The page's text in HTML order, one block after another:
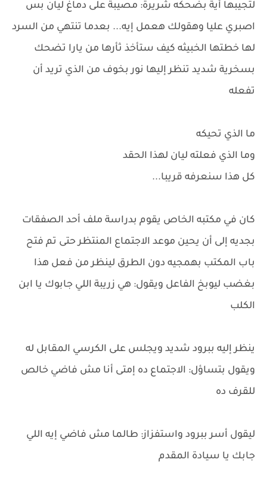
لتجيبها أية بضحكه شريرة: مصيبة على دماغ ليان بس
اصبري عليا وهقولك هعمل إيه... بعدما تنتهي من السرد
لها خطتها الخبيثه كيف ستأخذ ثأرها من يارا تضحك
بسخرية شديد تنظر إليها نور بخوف من الذي تريد أن
تفعله
ما الذي تحيكه
وما الذي فعلته ليان لهذا الحقد
كل هذا سنعرفه قريبا...
كان في مكتبه الخاص يقوم بدراسة ملف أحد الصفقات
بجديه إلى أن يحين موعد الاجتماع المنتظر حتى تم فتح
باب المكتب بهمجيه دون الطرق لينظر من فعل هذا
بغضب ليوبخ الفاعل ويقول: هي زريبة اللي جابوك يا ابن
الكلب
ينظر إليه ببرود شديد ويجلس على الكرسي المقابل له
ويقول بتساؤل: الاجتماع ده إمتى أنا مش فاضي خالص
للقرف ده
ليقول أسر ببرود واستفزاز: طالما مش فاضي إيه اللي
جابك يا سيادة المقدم